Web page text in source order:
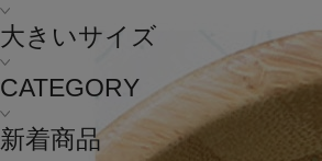
大きいサイズ
CATEGORY
新着商品